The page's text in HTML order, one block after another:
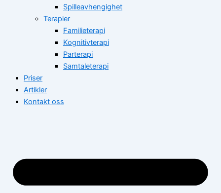
Spilleavhengighet
Terapier
Familieterapi
Kognitivterapi
Parterapi
Samtaleterapi
Priser
Artikler
Kontakt oss